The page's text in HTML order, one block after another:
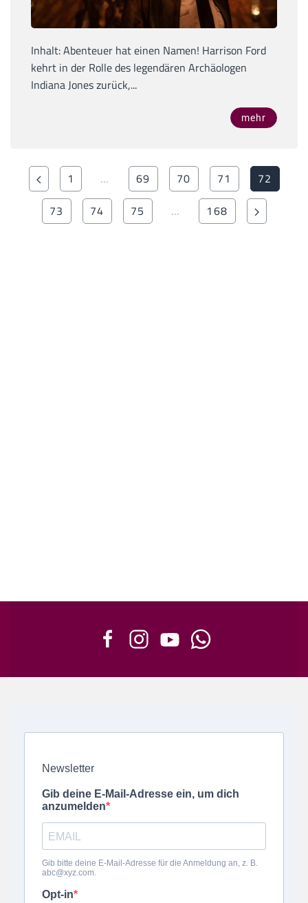
Inhalt: Abenteuer hat einen Namen! Harrison Ford
kehrt in der Rolle des legendären Archäologen
Indiana Jones zurück,...
mehr
1 … 69 70 71
72
73
74 75 … 168